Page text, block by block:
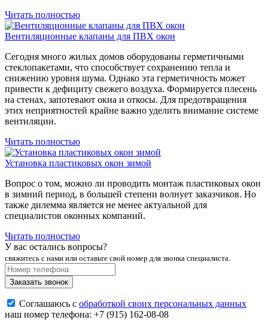
Читать полностью
Вентиляционные клапаны для ПВХ окон
Сегодня много жилых домов оборудованы герметичными
стеклопакетами, что способствует сохранению тепла и
снижению уровня шума. Однако эта герметичность может
привести к дефициту свежего воздуха. Формируется плесень
на стенах, запотевают окна и откосы. Для предотвращения
этих неприятностей крайне важно уделить внимание системе
вентиляции.
Читать полностью
Установка пластиковых окон зимой
Вопрос о том, можно ли проводить монтаж пластиковых окон
в зимний период, в большей степени волнует заказчиков. Но
также дилемма является не менее актуальной для
специалистов оконных компаний.
Читать полностью
У вас остались вопросы?
свяжитесь с нами или оставьте свой номер для звонка специалиста.
Заказать звонок
Соглашаюсь с обработкой своих персональных данных
наш номер телефона: +7 (915) 162-08-08